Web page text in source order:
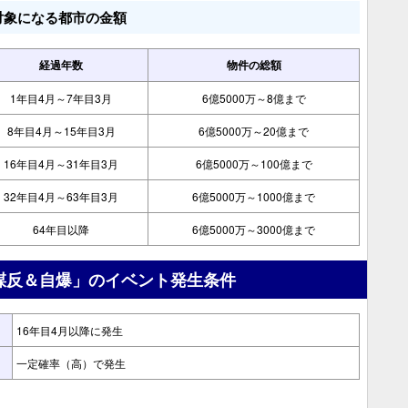
象になる都市の金額
経過年数 物件の総額
1年目4月～7年目3月 6億5000万～8億まで
8年目4月～15年目3月 6億5000万～20億まで
16年目4月～31年目3月 6億5000万～100億まで
32年目4月～63年目3月 6億5000万～1000億まで
64年目以降 6億5000万～3000億まで
反＆自爆」のイベント発生条件
16年目4月以降に発生
一定確率（高）で発生